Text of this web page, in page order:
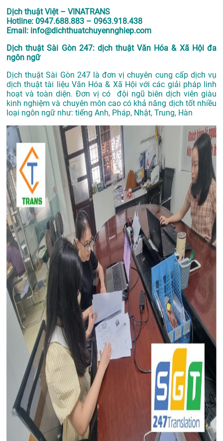
Dịch thuật Việt – VINATRANS
Hotline: 0947.688.883 – 0963.918.438
Email: info@dichthuatchuyennghiep.com
Dịch thuật Sài Gòn 247: dịch thuật Văn Hóa & Xã Hội đa
ngôn ngữ
Dịch thuật Sài Gòn 247 là đơn vị chuyên cung cấp dịch vụ
dịch thuật tài liệu Văn Hóa & Xã Hội với các giải pháp linh
hoạt và toàn diện. Đơn vị có đội ngũ biên dịch viên giàu
kinh nghiệm và chuyên môn cao có khả năng dịch tốt nhiều
loại ngôn ngữ như: tiếng Anh, Pháp, Nhật, Trung, Hàn